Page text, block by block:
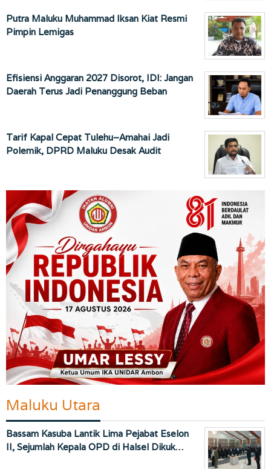
Putra Maluku Muhammad Iksan Kiat Resmi
Pimpin Lemigas
Efisiensi Anggaran 2027 Disorot, IDI: Jangan
Daerah Terus Jadi Penanggung Beban
Tarif Kapal Cepat Tulehu–Amahai Jadi
Polemik, DPRD Maluku Desak Audit
Maluku Utara
Bassam Kasuba Lantik Lima Pejabat Eselon
II, Sejumlah Kepala OPD di Halsel Dikuk…